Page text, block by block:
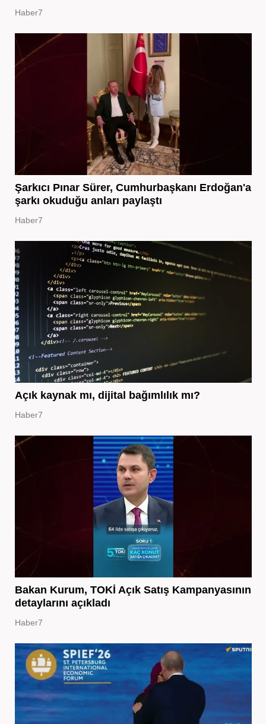
Haber7
Şarkıcı Pınar Sürer, Cumhurbaşkanı Erdoğan'a
şarkı okuduğu anları paylaştı
Haber7
Açık kaynak mı, dijital bağımlılık mı?
Haber7
Bakan Kurum, TOKİ Açık Satış Kampanyasının
detaylarını açıkladı
Haber7